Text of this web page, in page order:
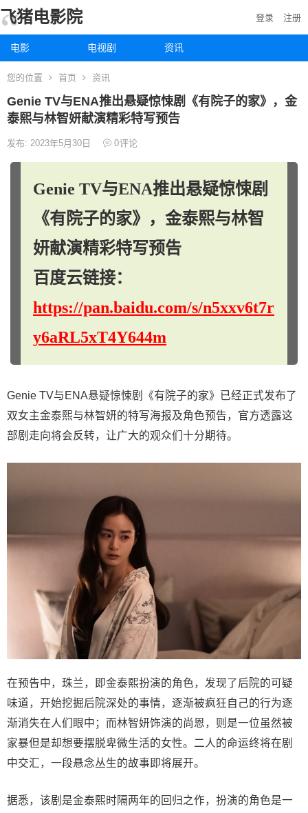
飞猪电影院
电影 电视剧 资讯
登录 注册
您的位置 首页 资讯
Genie TV与ENA推出悬疑惊悚剧《有院子的家》，金
泰熙与林智妍献演精彩特写预告
发布: 2023年5月30日 0评论
Genie TV与ENA推出悬疑惊悚剧
《有院子的家》，金泰熙与林智
妍献演精彩特写预告
百度云链接：
https://pan.baidu.com/s/n5xxv6t7r
y6aRL5xT4Y644m
Genie TV与ENA悬疑惊悚剧《有院子的家》已经正式发布了
双女主金泰熙与林智妍的特写海报及角色预告，官方透露这
部剧走向将会反转，让广大的观众们十分期待。
在预告中，珠兰，即金泰熙扮演的角色，发现了后院的可疑
味道，开始挖掘后院深处的事情，逐渐被疯狂自己的行为逐
渐消失在人们眼中；而林智妍饰演的尚恩，则是一位虽然被
家暴但是却想要摆脱卑微生活的女性。二人的命运终将在剧
中交汇，一段悬念丛生的故事即将展开。
据悉，该剧是金泰熙时隔两年的回归之作，扮演的角色是一